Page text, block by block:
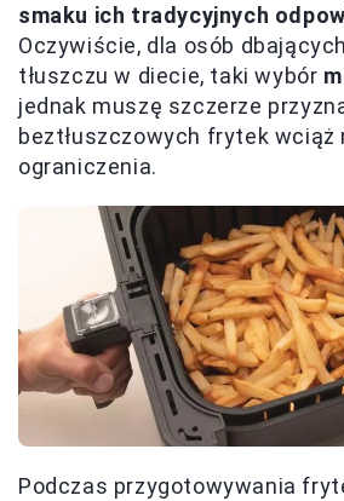
smaku ich tradycyjnych
Oczywiście, dla osób
tłuszczu w diecie, taki wybór
jednak muszę szczerze
beztłuszczowych frytek wciąż
ograniczenia.
Podczas przygotowywania